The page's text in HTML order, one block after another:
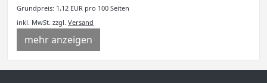
Grundpreis: 1,12 EUR pro 100 Seiten
inkl. MwSt. zzgl. Versand
mehr anzeigen